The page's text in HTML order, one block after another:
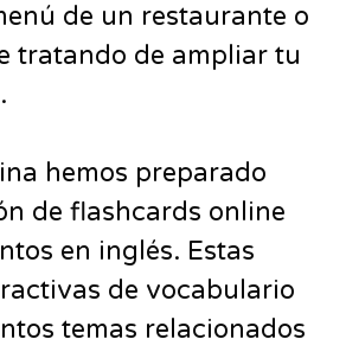
de un restaurante o
tratando de ampliar tu
hemos preparado
de flashcards online
en inglés. Estas
de vocabulario
temas relacionados